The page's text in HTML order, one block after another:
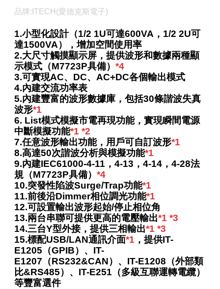
品牌:ITECH(愛德克斯電子)
1.小型化設計（1/2 1U可達600VA，1/2 2U可
達1500VA），增加空間使用率
2.大尺寸觸摸顯示屏，提供波形和數據兩種顯
示模式（M7723P具備）*4
3.可實現AC、DC、AC+DC各個輸出模式
4.內建交流功率表
5.內建豐富的波形數據庫，包括30條諧波失真
波形*1
6. List模式模擬市電再現功能，實現瞬間電源
中斷模擬功能*1*2
7.任意波形輸出功能，用戶可自訂波形*1
8.高達50次諧波分析與模擬功能*1
9.內建IEC61000-4-11，4-13，4-14，4-28法
規（M7723P具備）*4
10.突發性陷波Surge/Trap功能*1
11.前後沿Dimmer相位調光功能*1
12.可設置輸出波形起始/停止相位角
13.兩台串聯可提供更高的電壓輸出*1 *3
14.三台Y型外接，提供三相輸出*1 *3
15.標配USB/LAN通訊介面*1 ，提供IT-
E1205（GPIB）、IT-
E1207（RS232&CAN）、IT-E1208（外部類
比&RS485）、IT-E251（多級互聯運轉電纜）
等豐富選件